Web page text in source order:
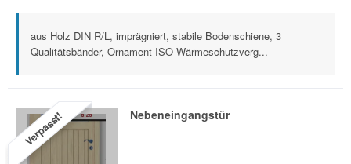
aus Holz DIN R/L, imprägniert, stabile Bodenschiene, 3
Qualitätsbänder, Ornament-ISO-Wärmeschutzverg...
Verpasst! Nebeneingangstür